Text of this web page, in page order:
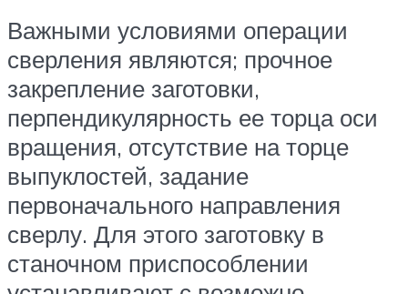
Важными условиями операции
сверления являются; прочное
закрепление заготовки,
перпендикулярность ее торца оси
вращения, отсутствие на торце
выпуклостей, задание
первоначального направления
сверлу. Для этого заготовку в
станочном приспособлении